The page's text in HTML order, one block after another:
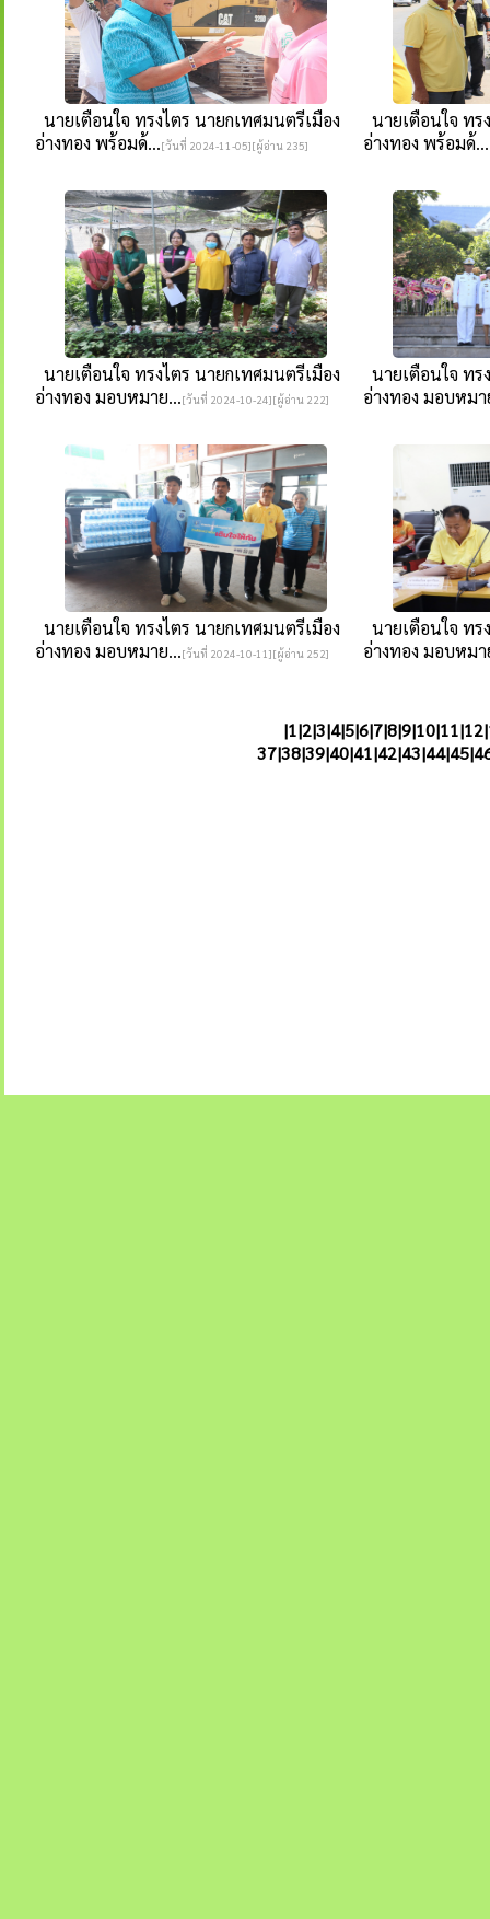
นายเตือนใจ ทรงไตร นายกเทศมนตรีเมือง
อ่างทอง พร้อมด้...[วันที่ 2024-11-05][ผู้อ่าน 235]
นายเตือนใจ ทร
อ่างทอง พร้อมด้...
นายเตือนใจ ทรงไตร นายกเทศมนตรีเมือง
อ่างทอง มอบหมาย...[วันที่ 2024-10-24][ผู้อ่าน 222]
นายเตือนใจ ทร
อ่างทอง มอบหมา
นายเตือนใจ ทรงไตร นายกเทศมนตรีเมือง
อ่างทอง มอบหมาย...[วันที่ 2024-10-11][ผู้อ่าน 252]
นายเตือนใจ ทร
อ่างทอง มอบหมา
|1|2|3|4|5|6|7|8|9|10|11|12|
37|38|39|40|41|42|43|44|45|